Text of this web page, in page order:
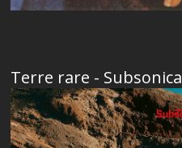
Terre rare - Subsonica